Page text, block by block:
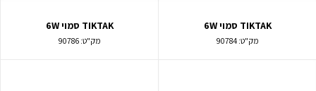
TIKTAK סמוי 6W
מק"ט:90784
TIKTAK סמוי 6W
מק"ט:90786